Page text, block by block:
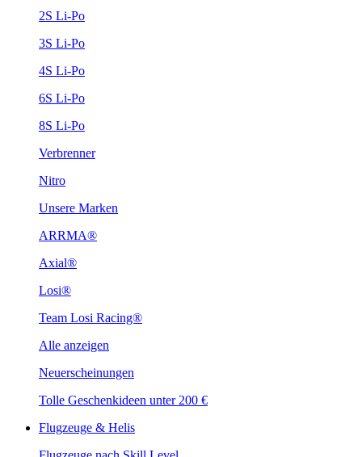
2S Li-Po
3S Li-Po
4S Li-Po
6S Li-Po
8S Li-Po
Verbrenner
Nitro
Unsere Marken
ARRMA®
Axial®
Losi®
Team Losi Racing®
Alle anzeigen
Neuerscheinungen
Tolle Geschenkideen unter 200 €
Flugzeuge & Helis